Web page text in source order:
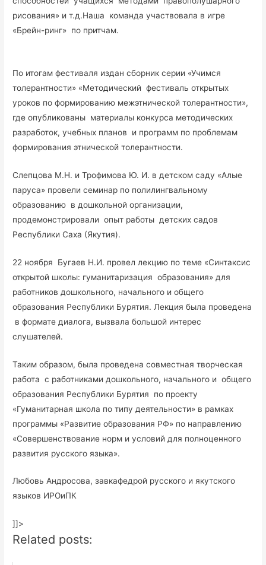
рисования» и т.д.Наша команда участвовала в игре
«Брейн-ринг» по притчам.
По итогам фестиваля издан сборник серии «Учимся
толерантности» «Методический фестиваль открытых
уроков по формированию межэтнической толерантности»,
где опубликованы материалы конкурса методических
разработок, учебных планов и программ по проблемам
формирования этнической толерантности.
Слепцова М.Н. и Трофимова Ю. И. в детском саду «Алые
паруса» провели семинар по полилингвальному
образованию в дошкольной организации,
продемонстрировали опыт работы детских садов
Республики Саха (Якутия).
22 ноября Бугаев Н.И. провел лекцию по теме «Синтаксис
открытой школы: гуманитаризация образования» для
работников дошкольного, начального и общего
образования Республики Бурятия. Лекция была проведена
в формате диалога, вызвала большой интерес
слушателей.
Таким образом, была проведена совместная творческая
работа с работниками дошкольного, начального и общего
образования Республики Бурятия по проекту
«Гуманитарная школа по типу деятельности» в рамках
программы «Развитие образования РФ» по направлению
«Совершенствование норм и условий для полноценного
развития русского языка».
Любовь Андросова, завкафедрой русского и якутского
языков ИРОиПК
]]>
Related posts: